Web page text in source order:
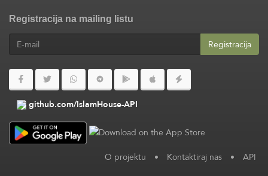
Registracija na mailing listu
Registracija
github.com/IslamHouse-API
O projektu • Kontaktiraj nas • API